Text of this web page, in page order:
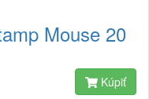
Mouse 20
Kúpiť